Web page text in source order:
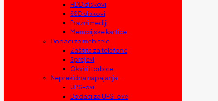
HDD diskovi
SSD diskovi
Prazni mediji
Memorijske kartice
Dodaci za mobitele
Zaštita za telefone
Sprejevi
Okviri i torbice
Neprekidna napajanja
UPS-ovi
Dodaci za UPS-ove